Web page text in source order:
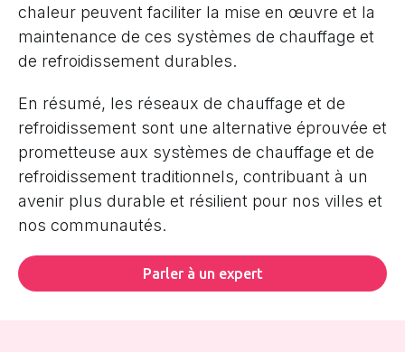
chaleur peuvent faciliter la mise en œuvre et la
maintenance de ces systèmes de chauffage et
de refroidissement durables.
En résumé, les réseaux de chauffage et de
refroidissement sont une alternative éprouvée et
prometteuse aux systèmes de chauffage et de
refroidissement traditionnels, contribuant à un
avenir plus durable et résilient pour nos villes et
nos communautés.
Parler à un expert